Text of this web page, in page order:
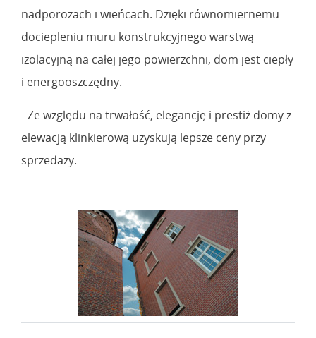
nadporożach i wieńcach. Dzięki równomiernemu
dociepleniu muru konstrukcyjnego warstwą
izolacyjną na całej jego powierzchni, dom jest ciepły
i energooszczędny.
- Ze względu na trwałość, elegancję i prestiż domy z
elewacją klinkierową uzyskują lepsze ceny przy
sprzedaży.